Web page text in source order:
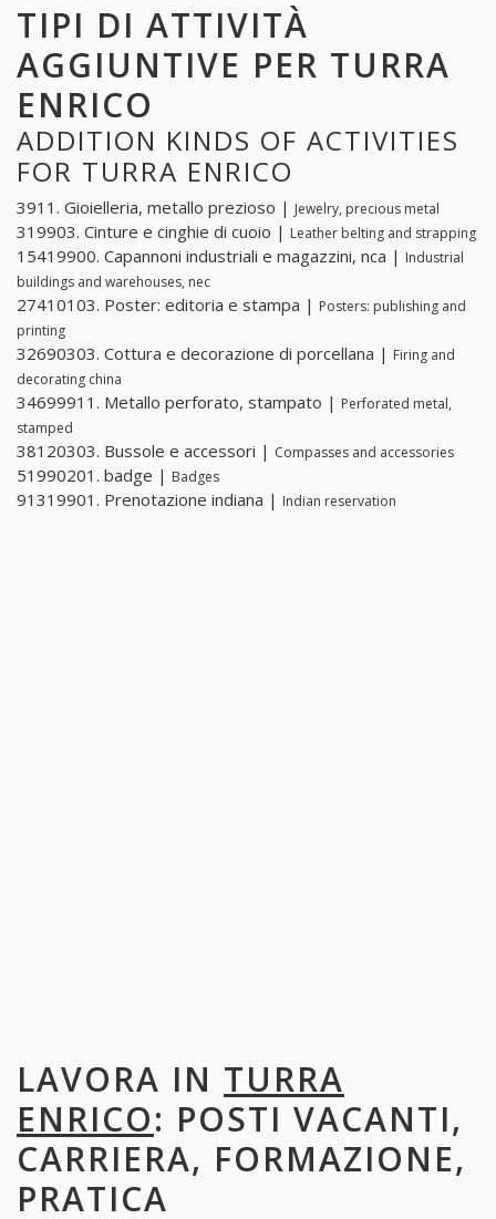
TIPI DI ATTIVITÀ
AGGIUNTIVE PER TURRA
ENRICO
ADDITION KINDS OF ACTIVITIES
FOR TURRA ENRICO
3911. Gioielleria, metallo prezioso | Jewelry, precious metal
319903. Cinture e cinghie di cuoio | Leather belting and strapping
15419900. Capannoni industriali e magazzini, nca | Industrial
buildings and warehouses, nec
27410103. Poster: editoria e stampa | Posters: publishing and
printing
32690303. Cottura e decorazione di porcellana | Firing and
decorating china
34699911. Metallo perforato, stampato | Perforated metal,
stamped
38120303. Bussole e accessori | Compasses and accessories
51990201. badge | Badges
91319901. Prenotazione indiana | Indian reservation
LAVORA IN TURRA
ENRICO: POSTI VACANTI,
CARRIERA, FORMAZIONE,
PRATICA